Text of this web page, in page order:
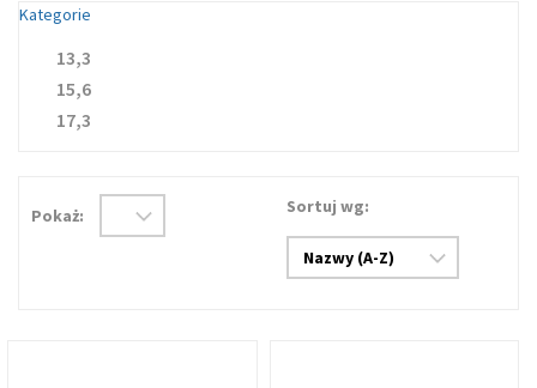
Kategorie
13,3
15,6
17,3
Pokaż: Sortuj wg: